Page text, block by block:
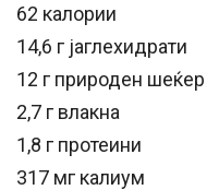
62 калории
14,6 г јаглехидрати
12 г природен шеќер
2,7 г влакна
1,8 г протеини
317 мг калиум